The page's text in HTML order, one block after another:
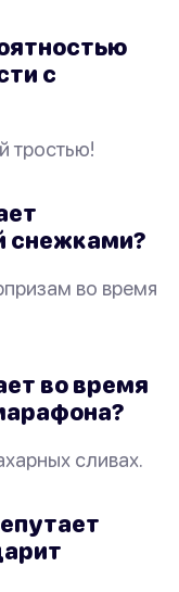
с
тростью!
снежками?
во время
во время
сливах.